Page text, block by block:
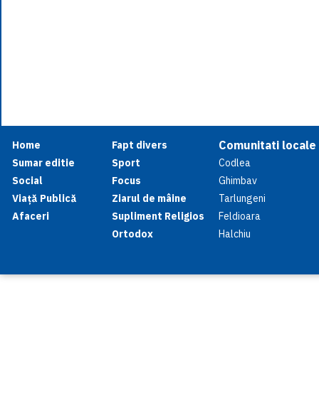
Home
Sumar editie
Social
Viață Publică
Afaceri
Fapt divers
Sport
Focus
Ziarul de mâine
Supliment Religios
Ortodox
Comunitati locale
Codlea
Ghimbav
Tarlungeni
Feldioara
Halchiu